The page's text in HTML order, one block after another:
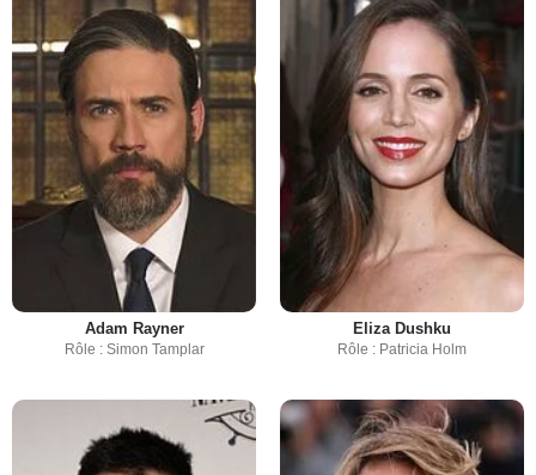
Adam Rayner
Rôle : Simon Tamplar
Eliza Dushku
Rôle : Patricia Holm